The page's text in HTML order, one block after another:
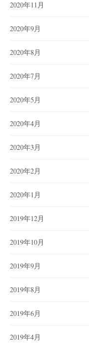
2020年11月
2020年9月
2020年8月
2020年7月
2020年5月
2020年4月
2020年3月
2020年2月
2020年1月
2019年12月
2019年10月
2019年9月
2019年8月
2019年6月
2019年4月